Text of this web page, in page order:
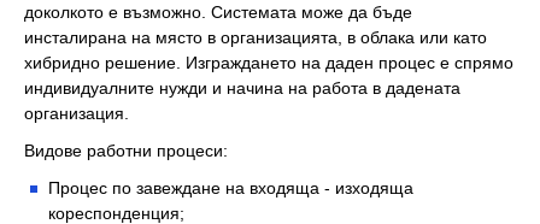
доколкото е възможно. Системата може да бъде
инсталирана на място в организацията, в облака или като
хибридно решение. Изграждането на даден процес е спрямо
индивидуалните нужди и начина на работа в дадената
организация.
Видове работни процеси:
Процес по завеждане на входяща - изходяща
кореспонденция;